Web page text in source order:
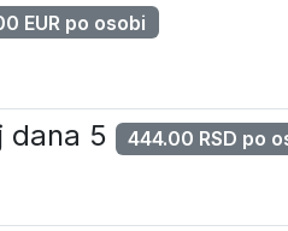
EUR po osobi
dana 5 444.00 RSD po